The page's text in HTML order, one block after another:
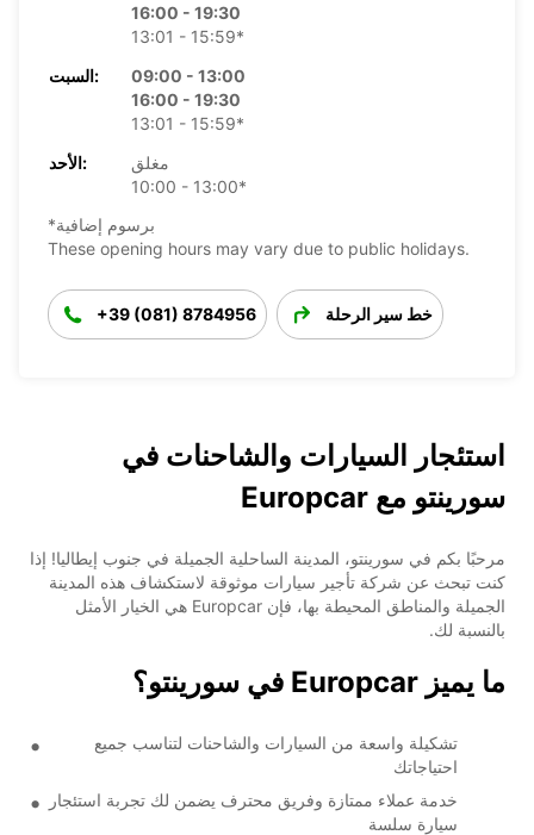
16:00 - 19:30
13:01 - 15:59*
السبت:
09:00 - 13:00
16:00 - 19:30
13:01 - 15:59*
الأحد:
مغلق
10:00 - 13:00*
*برسوم إضافية
These opening hours may vary due to public holidays.
+39 (081) 8784956 خط سير الرحلة
استئجار السيارات والشاحنات في
سورينتو مع Europcar
مرحبًا بكم في سورينتو، المدينة الساحلية الجميلة في جنوب إيطاليا! إذا
كنت تبحث عن شركة تأجير سيارات موثوقة لاستكشاف هذه المدينة
الجميلة والمناطق المحيطة بها، فإن Europcar هي الخيار الأمثل
بالنسبة لك.
ما يميز Europcar في سورينتو؟
تشكيلة واسعة من السيارات والشاحنات لتناسب جميع
احتياجاتك
خدمة عملاء ممتازة وفريق محترف يضمن لك تجربة استئجار
سيارة سلسة